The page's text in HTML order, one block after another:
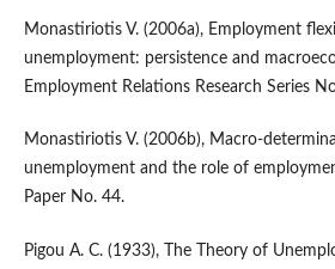
Monastiriotis V. (2006a), Employment
unemployment: persistence and
Employment Relations Research Series
Monastiriotis V. (2006b), Macro-
unemployment and the role of
Paper No. 44.
Pigou A. C. (1933), The Theory of